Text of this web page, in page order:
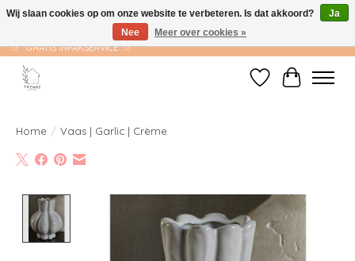
☆ GRATIS VERZENDING VANAF €75 ☆ VERZONDEN BINNEN 1-2 WERKDAGEN
☆ GRATIS INPAKSERVICE ☆
Verlanglijst
Home / Vaas | Garlic | Crème
Wij slaan cookies op om onze website te verbeteren. Is dat akkoord?
Ja
Nee
Meer over cookies »